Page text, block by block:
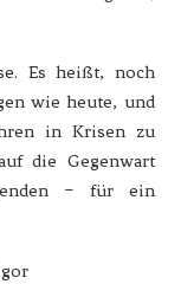
Es heißt, noch
wie heute, und
in Krisen zu
die Gegenwart
− für ein